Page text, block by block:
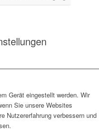
Gerät eingestellt werden. Wir
Sie unsere Websites
Nutzererfahrung verbessern und